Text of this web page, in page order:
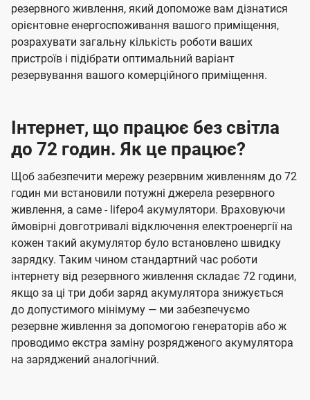
резервного живлення, який допоможе вам дізнатися
орієнтовне енергоспоживання вашого приміщення,
розрахувати загальну кількість роботи ваших
пристроїв і підібрати оптимальний варіант
резервування вашого комерційного приміщення.
Інтернет, що працює без світла
до 72 годин. Як це працює?
Щоб забезпечити мережу резервним живленням до 72
годин ми встановили потужні джерела резервного
живлення, а саме - lifepo4 акумулятори. Враховуючи
ймовірні довготривалі відключення електроенергії на
кожен такий акумулятор було встановлено швидку
зарядку. Таким чином стандартний час роботи
інтернету від резервного живлення складає 72 години,
якщо за ці три доби заряд акумулятора знижується
до допустимого мінімуму — ми забезпечуємо
резервне живлення за допомогою генераторів або ж
проводимо екстра заміну розрядженого акумулятора
на заряджений аналогічний.